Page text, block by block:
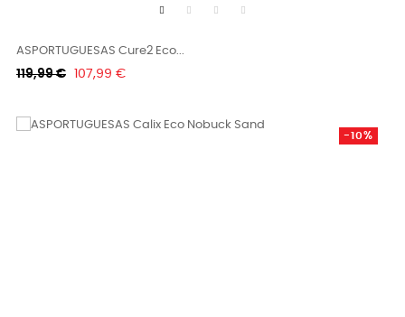
ASPORTUGUESAS Cure2 Eco...
Κανονική
119,99 € Τιμή
107,99 €
-10%